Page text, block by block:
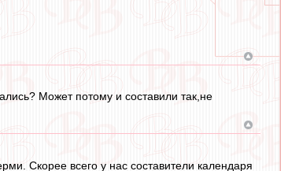
Может потому и составили так,не
Скорее всего у нас составители календаря